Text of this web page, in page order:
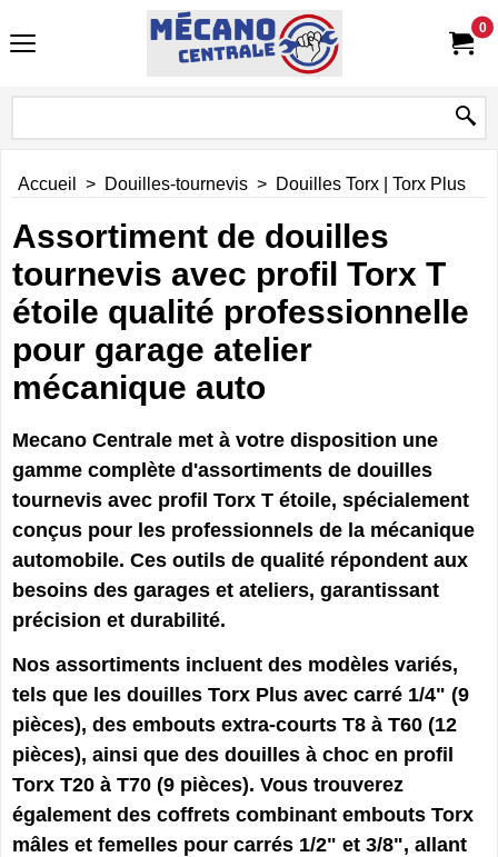
0
Accueil > Douilles-tournevis > Douilles Torx | Torx Plus
Assortiment de douilles
tournevis avec profil Torx T
étoile qualité professionnelle
pour garage atelier
mécanique auto
Mecano Centrale met à votre disposition une
gamme complète d'assortiments de douilles
tournevis avec profil Torx T étoile, spécialement
conçus pour les professionnels de la mécanique
automobile. Ces outils de qualité répondent aux
besoins des garages et ateliers, garantissant
précision et durabilité.
Nos assortiments incluent des modèles variés,
tels que les douilles Torx Plus avec carré 1/4" (9
pièces), des embouts extra-courts T8 à T60 (12
pièces), ainsi que des douilles à choc en profil
Torx T20 à T70 (9 pièces). Vous trouverez
également des coffrets combinant embouts Torx
mâles et femelles pour carrés 1/2" et 3/8", allant